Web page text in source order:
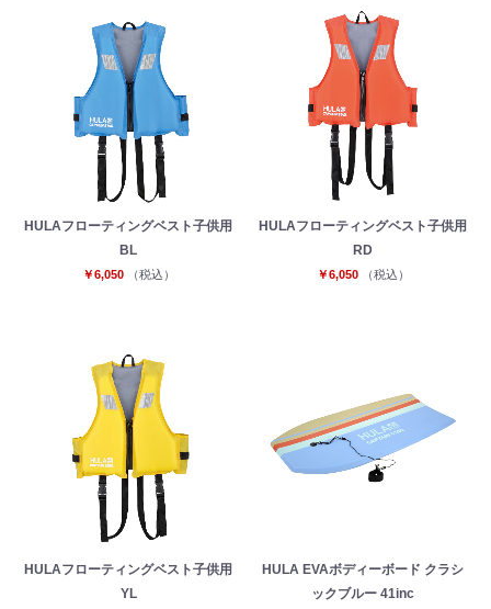
HULAフローティングベスト子供用
BL
￥6,050 （税込）
HULAフローティングベスト子供用
RD
￥6,050 （税込）
HULAフローティングベスト子供用
YL
HULA EVAボディーボード クラシ
ックブルー 41inc